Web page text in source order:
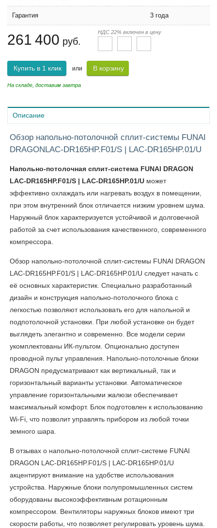
Гарантия 3 года
261 400 руб.
НДС 22% включен в цену
Купить в 1 клик или В корзину
На складе, доставим завтра
Описание
Обзор напольно-потолочной сплит-системы FUNAI
DRAGONLAC-DR165HP.F01/S | LAC-DR165HP.01/U
Напольно-потолочная сплит-система FUNAI DRAGON
LAC-DR165HP.F01/S | LAC-DR165HP.01/U может
эффективно охлаждать или нагревать воздух в помещении,
при этом внутренний блок отличается низким уровнем шума.
Наружный блок характеризуется устойчивой и долговечной
работой за счет использования качественного, современного
компрессора.
Обзор напольно-потолочной сплит-системы FUNAI DRAGON
LAC-DR165HP.F01/S | LAC-DR165HP.01/U следует начать с
её основных характеристик. Специально разработанный
дизайн и конструкция напольно-потолочного блока с
легкостью позволяют использовать его для напольной и
подпотолочной установки. При любой установке он будет
выглядеть элегантно и современно. Все модели серии
укомплектованы ИК-пультом. Опционально доступен
проводной пульт управления. Напольно-потолочные блоки
DRAGON предусматривают как вертикальный, так и
горизонтальный варианты установки. Автоматическое
управление горизонтальными жалюзи обеспечивает
максимальный комфорт. Блок подготовлен к использованию
Wi-Fi, что позволит управлять прибором из любой точки
земного шара.
В отзывах о напольно-потолочной сплит-системе FUNAI
DRAGON LAC-DR165HP.F01/S | LAC-DR165HP.01/U
акцентируют внимание на удобстве использования
устройства. Наружные блоки полупромышленных систем
оборудованы высокоэффективным ротационным
компрессором. Вентиляторы наружных блоков имеют три
скорости работы, что позволяет регулировать уровень шума.